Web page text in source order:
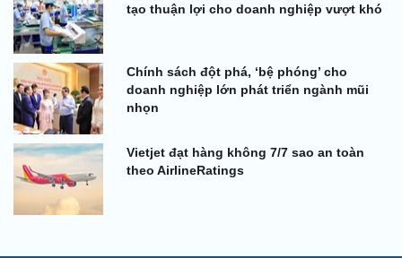
tạo thuận lợi cho doanh nghiệp vượt khó
Chính sách đột phá, ‘bệ phóng’ cho
doanh nghiệp lớn phát triển ngành mũi
nhọn
Vietjet đạt hàng không 7/7 sao an toàn
theo AirlineRatings